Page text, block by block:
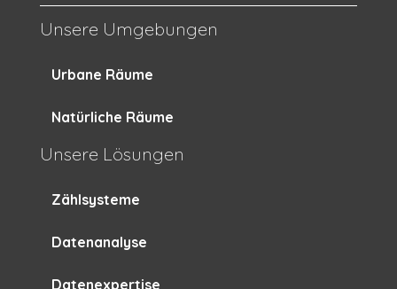
Unsere Umgebungen
Urbane Räume
Natürliche Räume
Unsere Lösungen
Zählsysteme
Datenanalyse
Datenexpertise